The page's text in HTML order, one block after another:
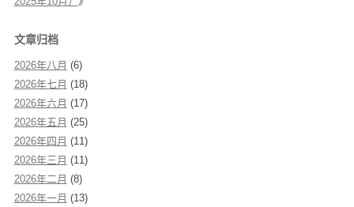
文章归档
2026年八月 (6)
2026年七月 (18)
2026年六月 (17)
2026年五月 (25)
2026年四月 (11)
2026年三月 (11)
2026年二月 (8)
2026年一月 (13)